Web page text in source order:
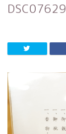
DSC07629